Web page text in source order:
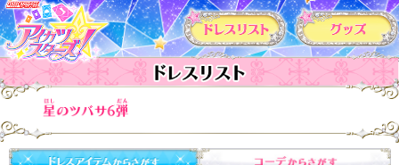
カードリスト